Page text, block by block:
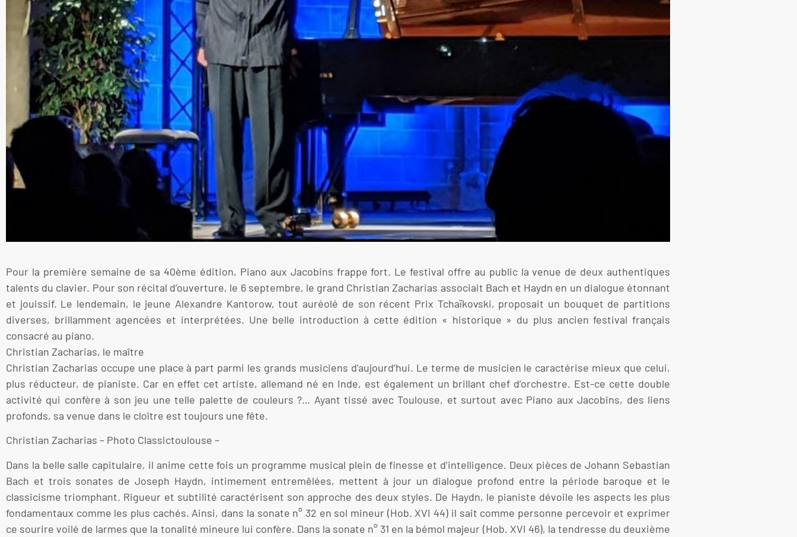
Pour la première semaine de sa 40ème édition, Piano aux Jacobins frappe fort. Le festival offre au public la venue de deux authentiques
talents du clavier. Pour son récital d’ouverture, le 6 septembre, le grand Christian Zacharias associait Bach et Haydn en un dialogue étonnant
et jouissif. Le lendemain, le jeune Alexandre Kantorow, tout auréolé de son récent Prix Tchaïkovski, proposait un bouquet de partitions
diverses, brillamment agencées et interprétées. Une belle introduction à cette édition « historique » du plus ancien festival français
consacré au piano.
Christian Zacharias, le maître
Christian Zacharias occupe une place à part parmi les grands musiciens d’aujourd’hui. Le terme de musicien le caractérise mieux que celui,
plus réducteur, de pianiste. Car en effet cet artiste, allemand né en Inde, est également un brillant chef d’orchestre. Est-ce cette double
activité qui confère à son jeu une telle palette de couleurs ?… Ayant tissé avec Toulouse, et surtout avec Piano aux Jacobins, des liens
profonds, sa venue dans le cloître est toujours une fête.
Christian Zacharias – Photo Classictoulouse –
Dans la belle salle capitulaire, il anime cette fois un programme musical plein de finesse et d’intelligence. Deux pièces de Johann Sebastian
Bach et trois sonates de Joseph Haydn, intimement entremêlées, mettent à jour un dialogue profond entre la période baroque et le
classicisme triomphant. Rigueur et subtilité caractérisent son approche des deux styles. De Haydn, le pianiste dévoile les aspects les plus
fondamentaux comme les plus cachés. Ainsi, dans la sonate n° 32 en sol mineur (Hob. XVI 44) il sait comme personne percevoir et exprimer
ce sourire voilé de larmes que la tonalité mineure lui confère. Dans la sonate n° 31 en la bémol majeur (Hob. XVI 46), la tendresse du deuxième